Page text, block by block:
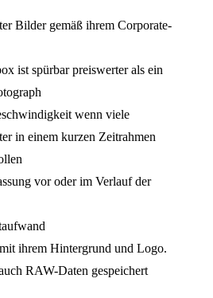
Bilder gemäß ihrem Corporate-
ist spürbar preiswerter als ein
wenn viele
in einem kurzen Zeitrahmen
vor oder im Verlauf der
ihrem Hintergrund und Logo.
RAW-Daten gespeichert